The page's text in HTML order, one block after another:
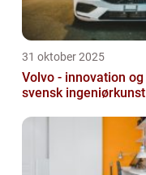
31 oktober 2025
Volvo - innovation og
svensk ingeniørkunst